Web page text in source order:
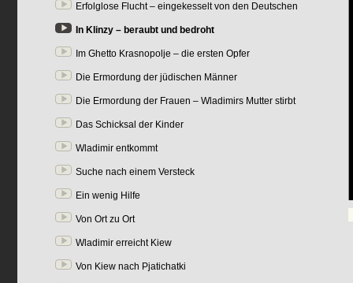
Erfolglose Flucht – eingekesselt von den Deutschen
In Klinzy – beraubt und bedroht
Im Ghetto Krasnopolje – die ersten Opfer
Die Ermordung der jüdischen Männer
Die Ermordung der Frauen – Wladimirs Mutter stirbt
Das Schicksal der Kinder
Wladimir entkommt
Suche nach einem Versteck
Ein wenig Hilfe
Von Ort zu Ort
Wladimir erreicht Kiew
Von Kiew nach Pjatichatki